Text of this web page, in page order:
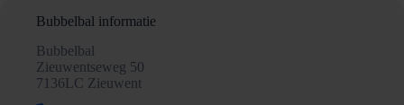
Bubbelbal informatie
Bubbelbal
Zieuwentseweg 50
7136LC Zieuwent